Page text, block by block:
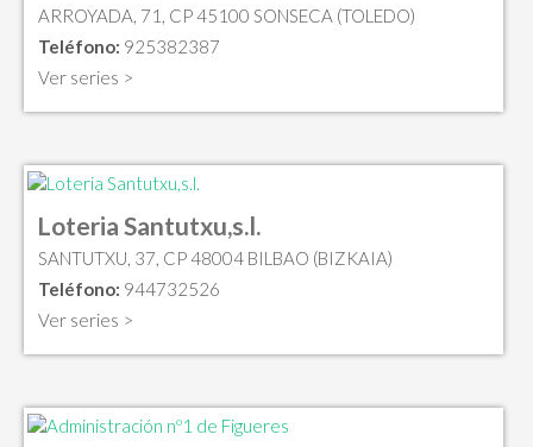
ARROYADA, 71, CP 45100 SONSECA (TOLEDO)
Teléfono: 925382387
Ver series >
Loteria Santutxu,s.l.
SANTUTXU, 37, CP 48004 BILBAO (BIZKAIA)
Teléfono: 944732526
Ver series >